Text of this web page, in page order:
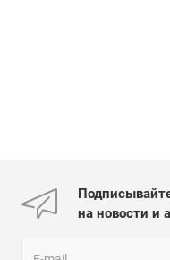
на новости и